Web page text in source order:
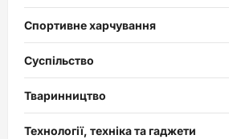
Спортивне харчування
Суспільство
Тваринництво
Технології, техніка та гаджети